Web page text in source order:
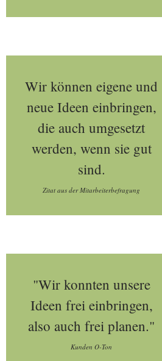
Wir können eigene und
neue Ideen einbringen,
die auch umgesetzt
werden, wenn sie gut
sind.
Zitat aus der Mitarbeiterbefragung
"Wir konnten unsere
Ideen frei einbringen,
also auch frei planen."
Kunden O-Ton